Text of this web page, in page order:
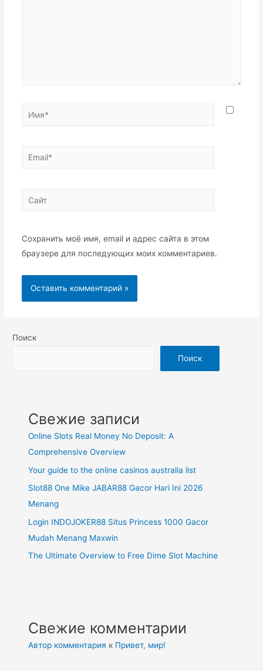
Имя*
Email*
Сайт
Сохранить моё имя, email и адрес сайта в этом
браузере для последующих моих комментариев.
Поиск
Поиск
Свежие записи
Online Slots Real Money No Deposit: A
Comprehensive Overview
Your guide to the online casinos australia list
Slot88 One Mike JABAR88 Gacor Hari Ini 2026
Menang
Login INDOJOKER88 Situs Princess 1000 Gacor
Mudah Menang Maxwin
The Ultimate Overview to Free Dime Slot Machine
Свежие комментарии
Автор комментария к Привет, мир!